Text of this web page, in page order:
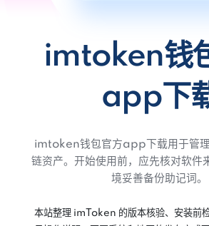
imtoken钱
app下
imtoken钱包官方app下载用于管
链资产。开始使用前，应先核对软件
境妥善备份助记词。
本站整理 imToken 的版本核验、安装前